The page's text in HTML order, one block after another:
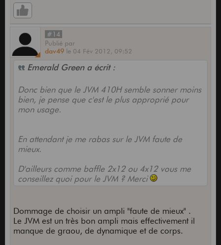
#14
Publié par
dav49 le 04 Fév 2012, 09:52
Emerald Green a écrit :
Donc bien que le JVM 410H semble sonner moins
bien, je pense que c'est le plus approprié pour
mon usage.
En attendant je me rabas sur le JVM faute de
mieux.
D'ailleurs comme baffle 2x12 ou 4x12 vous me
conseillez quoi pour le JVM ? Merci
Dommage de choisir un ampli "faute de mieux" .
Le JVM est un très bon ampli mais effectivement il
manque de graou, de dynamique et de corps.